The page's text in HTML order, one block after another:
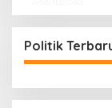
Politik